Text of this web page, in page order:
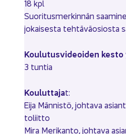
18 kpl
Suo­ri­tus­mer­kin­nän
jo­kai­ses­ta teh­tä­vä­osios­ta
Kou­lu­tus­vi­deoi­den
3 tun­tia
Kou­lut­ta­jat:
Eija Män­nis­tö, joh­ta­va
to­liit­to
Mira Me­ri­kan­to, joh­ta­va